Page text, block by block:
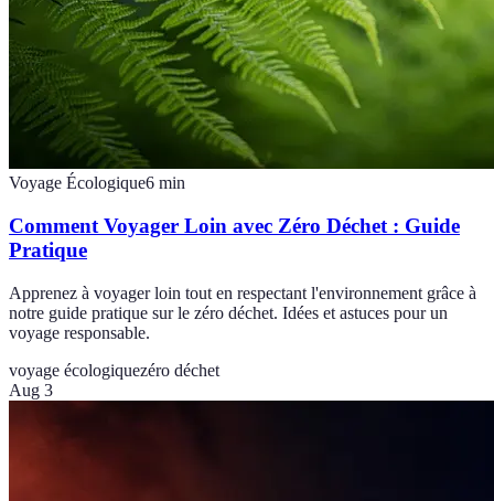
Voyage Écologique6 min
Comment Voyager Loin avec Zéro Déchet : Guide
Pratique
Apprenez à voyager loin tout en respectant l'environnement grâce à
notre guide pratique sur le zéro déchet. Idées et astuces pour un
voyage responsable.
voyage écologiquezéro déchet
Aug 3